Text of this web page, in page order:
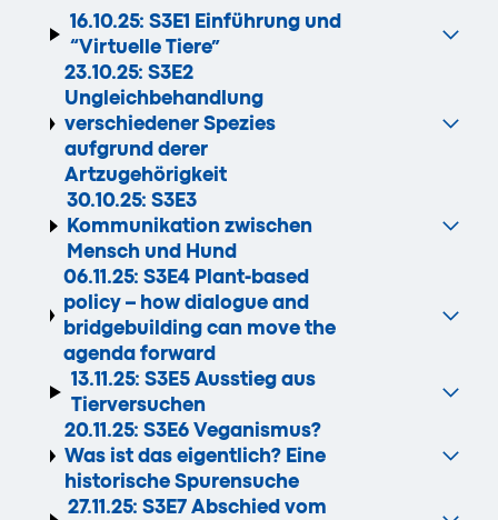
16.10.25: S3E1 Einführung und
“Virtuelle Tiere”
23.10.25: S3E2
Ungleichbehandlung
verschiedener Spezies
aufgrund derer
Artzugehörigkeit
30.10.25: S3E3
Kommunikation zwischen
Mensch und Hund
06.11.25:S3E4 Plant-based
policy – how dialogue and
bridgebuilding can move the
agenda forward
13.11.25: S3E5 Ausstieg aus
Tierversuchen
20.11.25:S3E6 Veganismus?
Was ist das eigentlich? Eine
historische Spurensuche
27.11.25: S3E7 Abschied vom